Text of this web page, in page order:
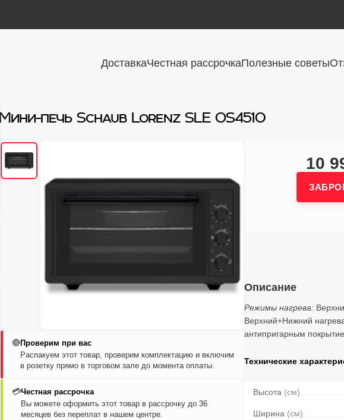
ДоставкаЧестная рассрочкаПолезные советы
Мини-печь Schaub Lorenz SLE OS4510
🔴Проверим при вас
Распакуем этот товар, проверим комплектацию и включим
в розетку прямо в торговом зале до момента оплаты.
💳Честная рассрочка
Вы можете оформить этот товар в рассрочку до 36
месяцев без переплат в нашем центре.
10
Описание
Режимы нагрева:
Верхний+Нижний
антипригарным
Технические
Высота (см)
Ширина (см)